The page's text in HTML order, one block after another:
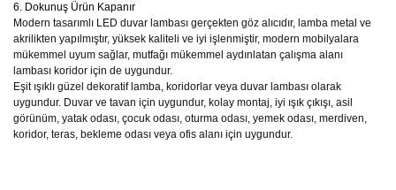
6. Dokunuş Ürün Kapanır
Modern tasarımlı LED duvar lambası gerçekten göz alıcıdır, lamba metal ve
akrilikten yapılmıştır, yüksek kaliteli ve iyi işlenmiştir, modern mobilyalara
mükemmel uyum sağlar, mutfağı mükemmel aydınlatan çalışma alanı
lambası koridor için de uygundur.
Eşit ışıklı güzel dekoratif lamba, koridorlar veya duvar lambası olarak
uygundur. Duvar ve tavan için uygundur, kolay montaj, iyi ışık çıkışı, asil
görünüm, yatak odası, çocuk odası, oturma odası, yemek odası, merdiven,
koridor, teras, bekleme odası veya ofis alanı için uygundur.